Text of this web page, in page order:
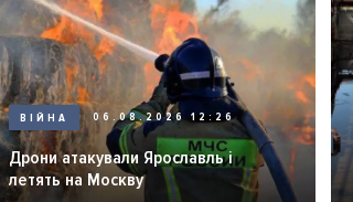
ВІЙНА 06.08.2026 12:26
Дрони атакували Ярославль і
летять на Москву